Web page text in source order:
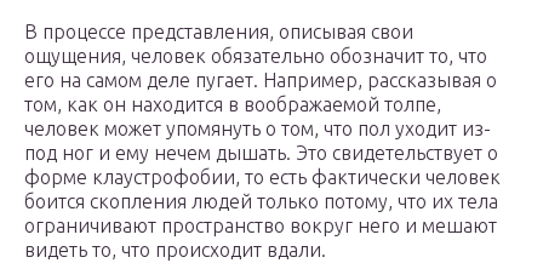
В процессе представления, описывая свои
ощущения, человек обязательно обозначит то, что
его на самом деле пугает. Например, рассказывая о
том, как он находится в воображаемой толпе,
человек может упомянуть о том, что пол уходит из-
под ног и ему нечем дышать. Это свидетельствует о
форме клаустрофобии, то есть фактически человек
боится скопления людей только потому, что их тела
ограничивают пространство вокруг него и мешают
видеть то, что происходит вдали.